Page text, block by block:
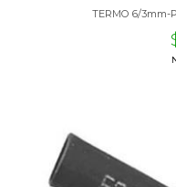
TERMO 6/3mm-